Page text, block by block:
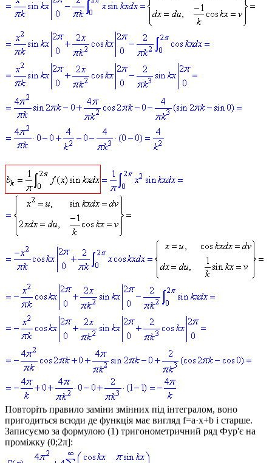
Повторіть правило заміни змінних під інтегралом, воно
пригодиться всюди де функція має вигляд f=a·x+b і старше.
Записуємо за формулою (1) тригонометричний ряд Фур'є на
проміжку (0;2π]: